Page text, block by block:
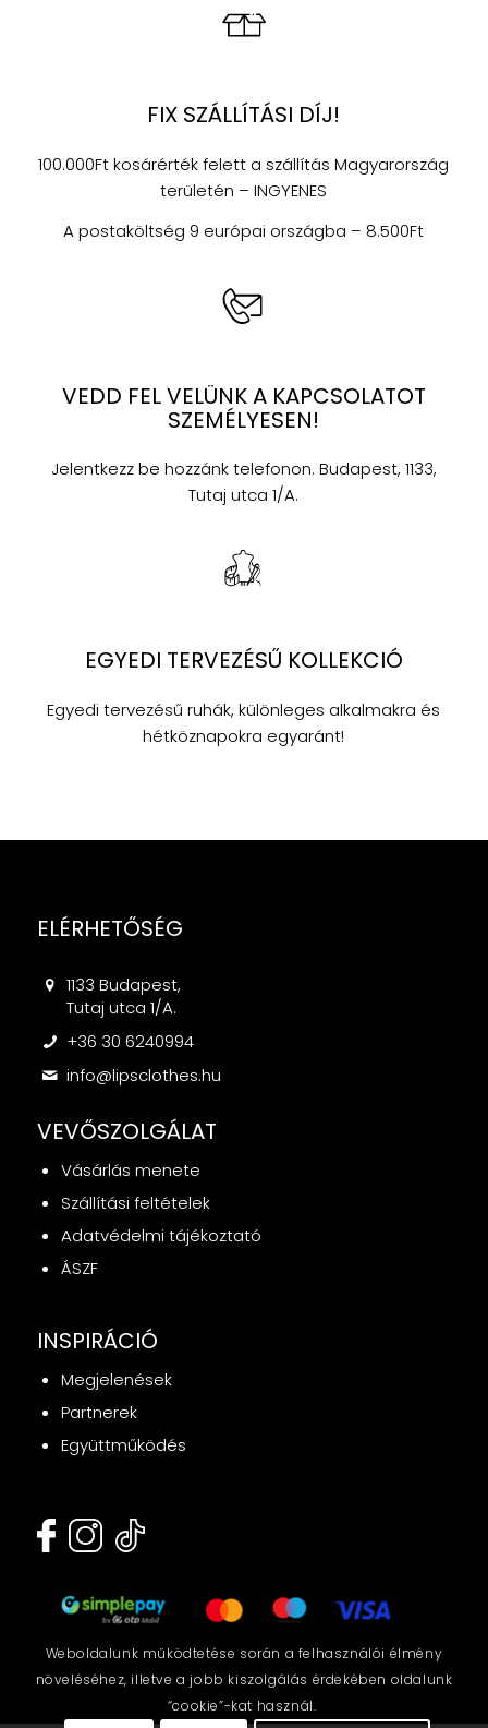
FIX SZÁLLÍTÁSI DÍJ!
100.000Ft kosárérték felett a szállítás Magyarország
területén – INGYENES
A postaköltség 9 európai országba – 8.500Ft
VEDD FEL VELÜNK A KAPCSOLATOT
SZEMÉLYESEN!
Jelentkezz be hozzánk telefonon. Budapest, 1133,
Tutaj utca 1/A.
EGYEDI TERVEZÉSŰ KOLLEKCIÓ
Egyedi tervezésű ruhák, különleges alkalmakra és
hétköznapokra egyaránt!
ELÉRHETŐSÉG
1133 Budapest,
Tutaj utca 1/A.
+36 30 6240994
info@lipsclothes.hu
VEVŐSZOLGÁLAT
Vásárlás menete
Szállítási feltételek
Adatvédelmi tájékoztató
ÁSZF
INSPIRÁCIÓ
Megjelenések
Partnerek
Együttműködés
Weboldalunk működtetése során a felhasználói élmény
növeléséhez, illetve a jobb kiszolgálás érdekében oldalunk
“cookie”-kat használ.